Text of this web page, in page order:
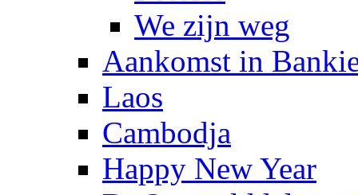
We zijn weg
Aankomst in
Laos
Cambodja
Happy New Year